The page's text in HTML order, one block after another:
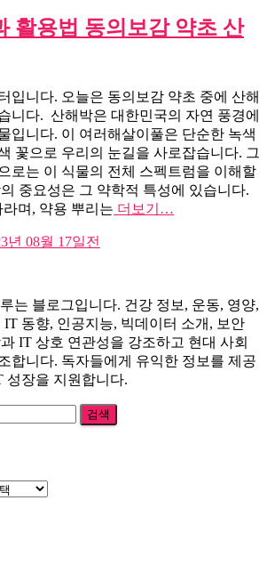
활용법 동의보감 약초 산
입니다. 오늘은 동의보감 약초 중에 산해
니다. 산해박은 대한민국의 자연 풍경에
입니다. 이 여러해살이풀은 단순한 녹색
꽃으로 우리의 눈길을 사로잡습니다. 그
로는 이 식물의 전체 스펙트럼을 이해할
중요성은 그 약학적 특성에 있습니다.
며, 약용 뿌리는 더보기…
년 08월 17일전
는 블로그입니다. 건강 정보, 운동, 영양,
동향, 인공지능, 빅데이터 소개, 보안
IT 상호 연관성을 강조하고 현대 사회
합니다. 독자들에게 유익한 정보를 제공
성장을 지원합니다.